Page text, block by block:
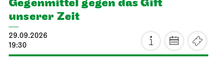
unserer Zeit
29.09.2026
19:30